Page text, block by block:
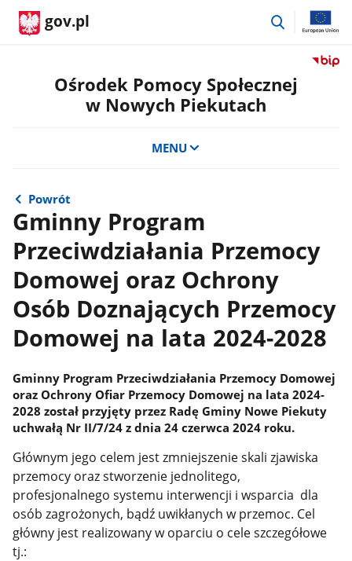
gov.pl
przejdź
Przejdź
Ośrodek Pomocy Społecznej
w Nowych Piekutach
MENU
Powrót
Gminny Program
Przeciwdziałania Przemocy
Domowej oraz Ochrony
Osób Doznających Przemocy
Domowej na lata 2024-2028
Gminny Program Przeciwdziałania Przemocy Domowej
oraz Ochrony Ofiar Przemocy Domowej na lata 2024-
2028 został przyjęty przez Radę Gminy Nowe Piekuty
uchwałą Nr II/7/24 z dnia 24 czerwca 2024 roku.
Głównym jego celem jest zmniejszenie skali zjawiska
przemocy oraz stworzenie jednolitego,
profesjonalnego systemu interwencji i wsparcia dla
osób zagrożonych, bądź uwikłanych w przemoc. Cel
główny jest realizowany w oparciu o cele szczegółowe
tj.: